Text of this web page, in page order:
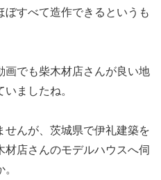
ぼすべて造作できるというも
画でも柴木材店さんが良い地
ましたね。
んが、茨城県で伊礼建築を
店さんのモデルハウスへ伺